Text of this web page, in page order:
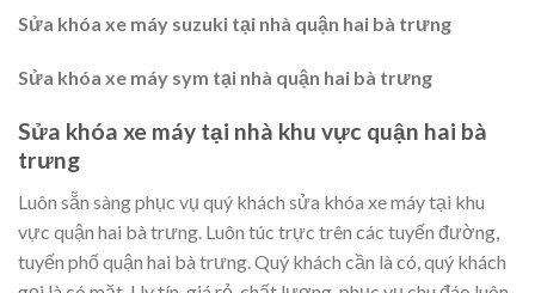
Sửa khóa xe máy suzuki tại nhà quận hai bà trưng
Sửa khóa xe máy sym tại nhà quận hai bà trưng
Sửa khóa xe máy tại nhà khu vực quận hai bà
trưng
Luôn sẵn sàng phục vụ quý khách sửa khóa xe máy tại khu
vực quận hai bà trưng. Luôn túc trực trên các tuyến đường,
tuyến phố quận hai bà trưng. Quý khách cần là có, quý khách